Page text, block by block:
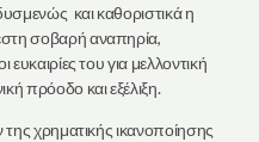
και καθοριστικά η
σοβαρή αναπηρία,
ευκαιρίες του για μελλοντική
πρόοδο και εξέλιξη.
της χρηματικής ικανοποίησης